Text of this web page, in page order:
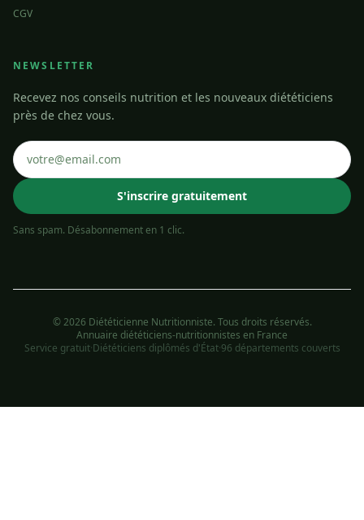
CGV
NEWSLETTER
Recevez nos conseils nutrition et les nouveaux diététiciens
près de chez vous.
S'inscrire gratuitement
Sans spam. Désabonnement en 1 clic.
© 2026 Diététicienne Nutritionniste. Tous droits réservés.
Annuaire diététiciens-nutritionnistes en France
Service gratuit·Diététiciens diplômés d'État·96 départements couverts